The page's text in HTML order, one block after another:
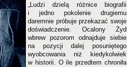
„Ludzi dzielą różnice biografii
i jedno pokolenie drugiemu
daremnie próbuje przekazać swoje
doświadczenie. Ocalony Żyd
wbrew pozorom odnajduje siebie
na pozycji dalej posuniętego
wyobcowania niż kiedykolwiek
w historii. O ile przedtem chroniła